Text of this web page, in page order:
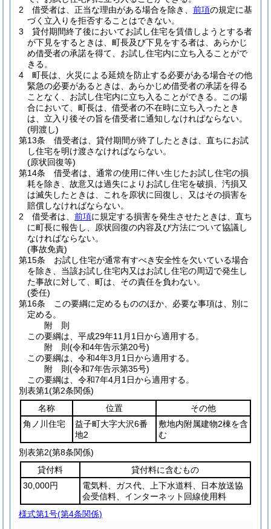
2
借受者は、正当な理由がある場合を除き、 前項の規定に基
づく立入りを拒否することはできない。
3
貸付期間終了後においてお試し住宅を賃借しようとする者
が下見をするときは、町長及び下見をする者は、あらかじ
め借受者の承諾を得て、お試し住宅内に立ち入ることがで
きる。
4
町長は、火災による延焼を防止する必要がある場合その他
緊急の必要があるときは、あらかじめ借受者の承諾を得る
ことなく、お試し住宅内に立ち入ることができる。
この場
合において、町長は、借受者の不在時に立ち入ったとき
は、立入り後その旨を借受者に通知しなければならない。
(明渡し)
第13条
借受者は、貸付期間が終了したときは、直ちにお試
し住宅を明け渡さなければならない。
(原状回復等)
第14条
借受者は、通常の使用に伴い生じたお試し住宅の損
耗を除き、故意又は過失によりお試し住宅を破損、汚損又
は滅失したときは、これを原状に回復し、又はその損害を
賠償しなければならない。
2
借受者は、 前項に規定する損害を発生させたときは、直ち
に町長に報告し、原状回復の内容及び方法について協議し
なければならない。
(事故免責)
第15条
お試し住宅が通常有すべき安全性を欠いている場合
を除き、当該お試し住宅内又はお試し住宅の周辺で発生し
た事故に対して、町は、その責任を負わない。
(委任)
第16条
この要綱に定めるもののほか、必要な事項は、別に
定める。
附 則
この要綱は、平成29年11月1日から適用する。
附 則(令和4年告示第20号)
この要綱は、令和4年3月1日から適用する。
附 則(令和7年告示第35号)
この要綱は、令和7年4月1日から適用する。
別表第1(第2条関係)
名称
位置
その他
角ノ川住宅
益子町大字大沢6番
地2
敷地内附属建物2棟を含
む
別表第2(第8条関係)
貸付料
貸付料に含むもの
30,000円
電気料、ガス代、上下水道料、日本放送協
会受信料、インターネット回線使用料
様式第1号(第4条関係)